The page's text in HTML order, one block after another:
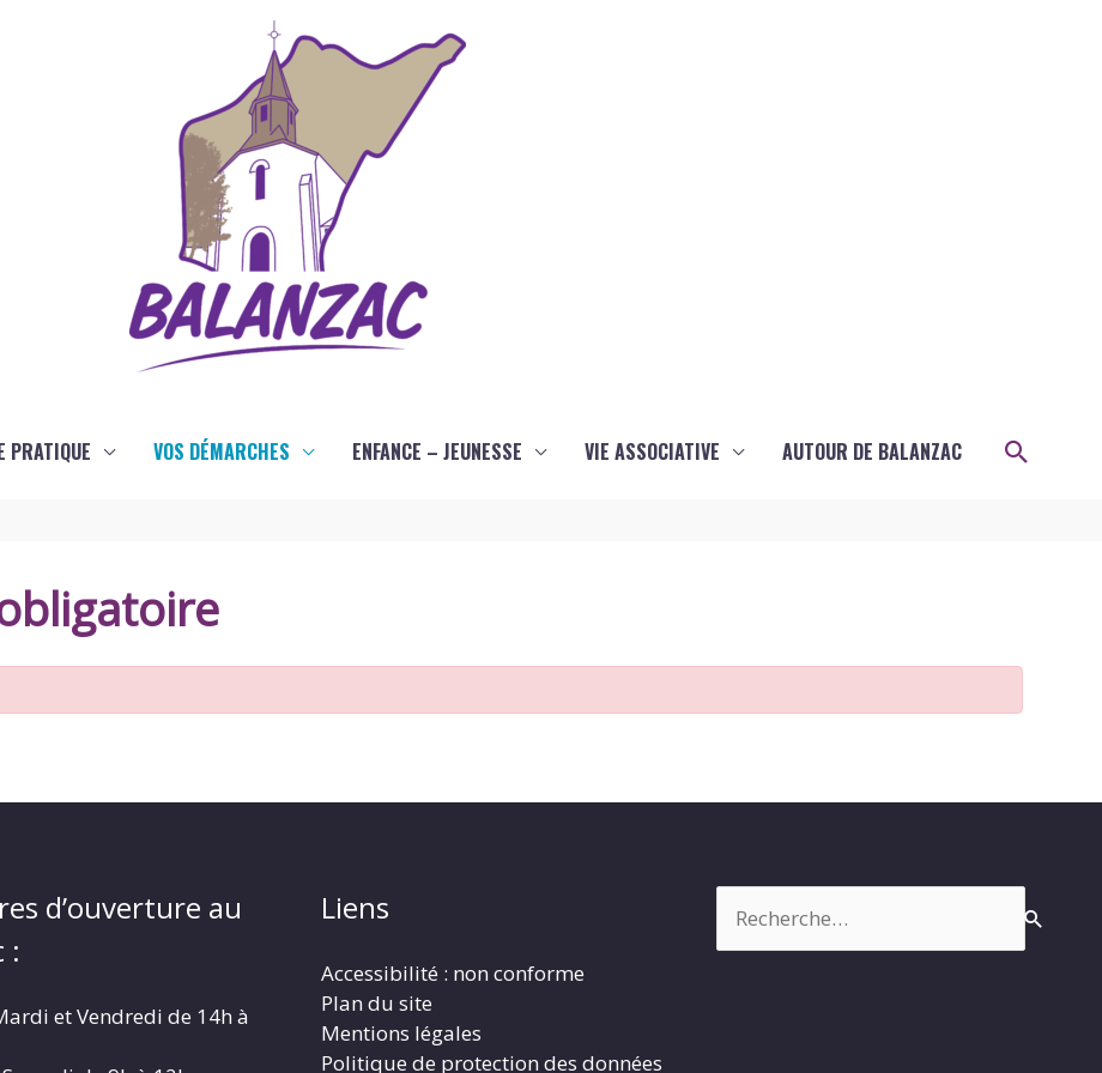
PRATIQUE VOS DÉMARCHES ENFANCE – JEUNESSE VIE ASSOCIATIVE AUTOUR DE BALANZAC
d’ouverture au
:
et Vendredi de 14h à
Liens
Accessibilité : non conforme
Plan du site
Mentions légales
Politique de protection des données